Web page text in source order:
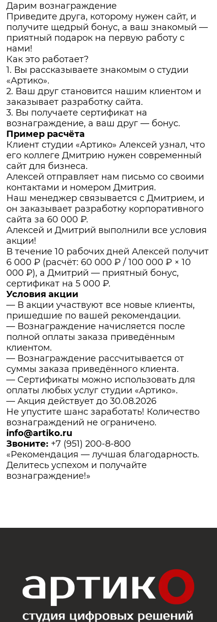
Дарим вознаграждение
Приведите друга, которому нужен сайт, и
получите щедрый бонус, а ваш знакомый —
приятный подарок на первую работу с
нами!
Как это работает?
1. Вы рассказываете знакомым о студии
«Артико».
2. Ваш друг становится нашим клиентом и
заказывает разработку сайта.
3. Вы получаете сертификат на
вознаграждение, а ваш друг — бонус.
Пример расчёта
Клиент студии «Артико» Алексей узнал, что
его коллеге Дмитрию нужен современный
сайт для бизнеса.
Алексей отправляет нам письмо со своими
контактами и номером Дмитрия.
Наш менеджер связывается с Дмитрием, и
он заказывает разработку корпоративного
сайта за 60 000 ₽.
Алексей и Дмитрий выполнили все условия
акции!
В течение 10 рабочих дней Алексей получит
6 000 ₽ (расчёт: 60 000 ₽ / 100 000 ₽ × 10
000 ₽), а Дмитрий — приятный бонус,
сертификат на 5 000 ₽.
Условия акции
— В акции участвуют все новые клиенты,
пришедшие по вашей рекомендации.
— Вознаграждение начисляется после
полной оплаты заказа приведённым
клиентом.
— Вознаграждение рассчитывается от
суммы заказа приведённого клиента.
— Сертификаты можно использовать для
оплаты любых услуг студии «Артико».
— Акция действует до 30.08.2026
Не упустите шанс заработать! Количество
вознаграждений не ограничено.
info@artiko.ru
Звоните: +7 (951) 200-8-800
«Рекомендация — лучшая благодарность.
Делитесь успехом и получайте
вознаграждение!»